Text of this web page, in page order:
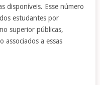
disponíveis. Esse número
estudantes por
superior públicas,
associados a essas